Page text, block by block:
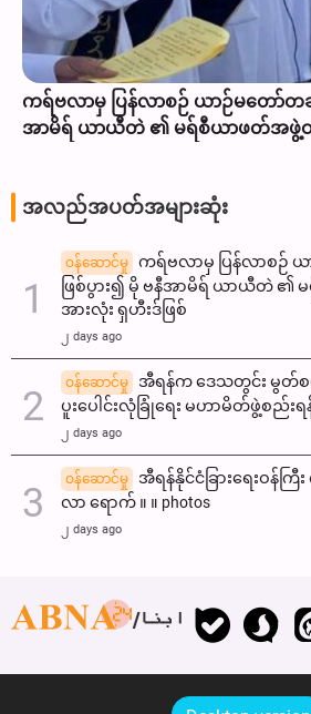
ကရ်ဗလာမှ ပြန်လာစဉ် ယာဉ်မတော်တဆ
အာမိရ် ယာယီတဲ ၏ မရ်စီယာဖတ်အဖွဲ့ဝင်
အလည်အပတ်အများဆုံး
ဝန်ဆောင်မှု
ကရ်ဗလာမှ ပြန်လာစဉ်
ဖြစ်ပွား၍ မို ဗနီအာမိရ် ယာယီတဲ ၏
အားလုံး ရှဟီးဒ်ဖြစ်
၂ days ago
ဝန်ဆောင်မှု
အီရန်က ဒေသတွင်း မွတ်စ
ပူးပေါင်းလုံခြုံရေး မဟာမိတ်ဖွဲ့စည်း
၂ days ago
ဝန်ဆောင်မှု
အီရန်နိုင်ငံခြားရေးဝန်
လာ ရောက် ။ ။ photos
၂ days ago
ابنا